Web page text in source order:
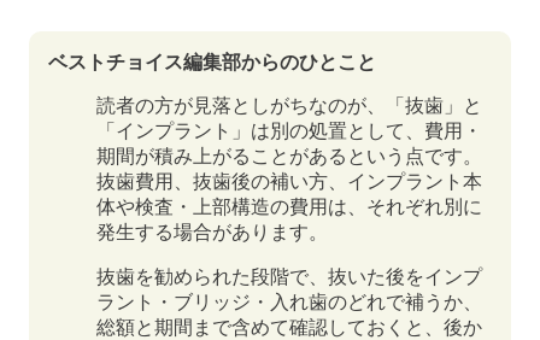
ベストチョイス編集部からのひとこと
読者の方が見落としがちなのが、「抜歯」と
「インプラント」は別の処置として、費用・
期間が積み上がることがあるという点です。
抜歯費用、抜歯後の補い方、インプラント本
体や検査・上部構造の費用は、それぞれ別に
発生する場合があります。
抜歯を勧められた段階で、抜いた後をインプ
ラント・ブリッジ・入れ歯のどれで補うか、
総額と期間まで含めて確認しておくと、後か